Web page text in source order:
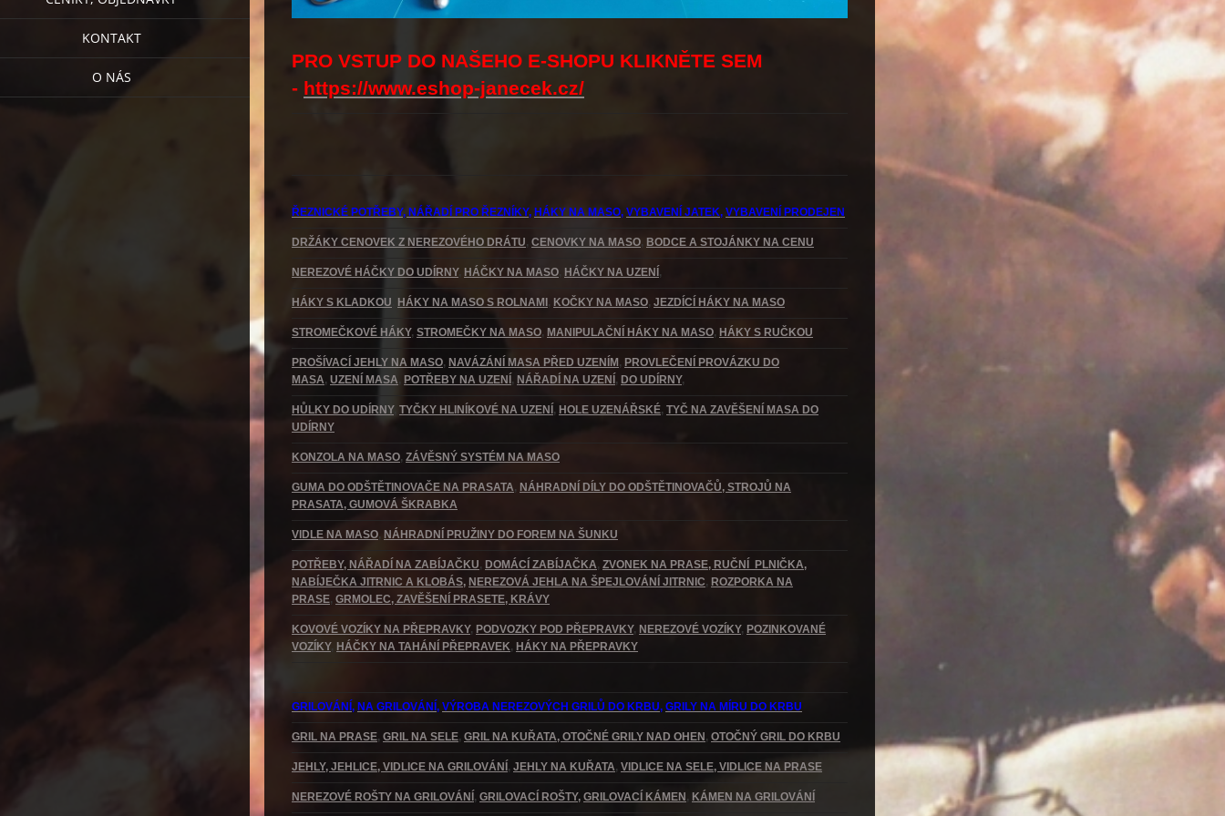
KONTAKT
O NÁS
PRO VSTUP DO NAŠEHO E-SHOPU KLIKNĚTE SEM
- https://www.eshop-janecek.cz/
ŘEZNICKÉ POTŘEBY, NÁŘADÍ PRO ŘEZNÍKY, HÁKY NA MASO, VYBAVENÍ JATEK, VYBAVENÍ PRODEJEN
DRŽÁKY CENOVEK Z NEREZOVÉHO DRÁTU, CENOVKY NA MASO, BODCE A STOJÁNKY NA CENU
NEREZOVÉ HÁČKY DO UDÍRNY, HÁČKY NA MASO HÁČKY NA UZENÍ ,
HÁKY S KLADKOU HÁKY NA MASO S ROLNAMI , KOČKY NA MASO, JEZDÍCÍ HÁKY NA MASO
STROMEČKOVÉ HÁKY, STROMEČKY NA MASO, MANIPULAČNÍ HÁKY NA MASO, HÁKY S RUČKOU
PROŠÍVACÍ JEHLY NA MASO, NAVÁZÁNÍ MASA PŘED UZENÍM , PROVLEČENÍ PROVÁZKU DO
MASA, UZENÍ MASA POTŘEBY NA UZENÍ , NÁŘADÍ NA UZENÍ , DO UDÍRNY,
HŮLKY DO UDÍRNY, TYČKY HLINÍKOVÉ NA UZENÍ , HOLE UZENÁŘSKÉ, TYČ NA ZAVĚŠENÍ MASA DO
UDÍRNY
KONZOLA NA MASO, ZÁVĚSNÝ SYSTÉM NA MASO
GUMA DO ODŠTĚTINOVAČE NA PRASATA, NÁHRADNÍ DÍLY DO ODŠTĚTINOVAČŮ, STROJŮ NA
PRASATA, GUMOVÁ ŠKRABKA
VIDLE NA MASO, NÁHRADNÍ PRUŽINY DO FOREM NA ŠUNKU
POTŘEBY, NÁŘADÍ NA ZABÍJAČKU, DOMÁCÍ ZABÍJAČKA, ZVONEK NA PRASE, RUČNÍ PLNIČKA,
NABÍJEČKA JITRNIC A KLOBÁS, NEREZOVÁ JEHLA NA ŠPEJLOVÁNÍ JITRNIC, ROZPORKA NA
PRASE, GRMOLEC, ZAVĚŠENÍ PRASETE, KRÁVY
KOVOVÉ VOZÍKY NA PŘEPRAVKY, PODVOZKY POD PŘEPRAVKY, NEREZOVÉ VOZÍKY, POZINKOVANÉ
VOZÍKY, HÁČKY NA TAHÁNÍ PŘEPRAVEK, HÁKY NA PŘEPRAVKY
GRILOVÁNÍ, NA GRILOVÁNÍ , VÝROBA NEREZOVÝCH GRILŮ DO KRBU, GRILY NA MÍRU DO KRBU
GRIL NA PRASE, GRIL NA SELE, GRIL NA KUŘATA, OTOČNÉ GRILY NAD OHEN , OTOČNÝ GRIL DO KRBU
JEHLY, JEHLICE, VIDLICE NA GRILOVÁNÍ , JEHLY NA KUŘATA, VIDLICE NA SELE, VIDLICE NA PRASE
NEREZOVÉ ROŠTY NA GRILOVÁNÍ , GRILOVACÍ ROŠTY, GRILOVACÍ KÁMEN , KÁMEN NA GRILOVÁNÍ